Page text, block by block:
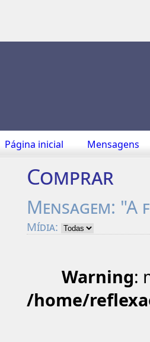
Página inicial Mensagens
Comprar
Mensagem:
Mídia:
Warning:
/home/